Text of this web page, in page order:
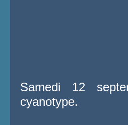
Samedi 12
cyanotype.